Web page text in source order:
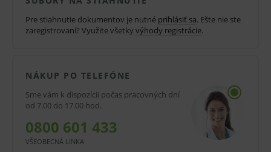
diagnostickej zdravotníckej pomôcky in vitro nemusí
diagnostickej zdravotníckej pomôcky in vitro a jeho
použitie môže byť spojené s rizikami.
V prípade porušenia zapečateného obalu tohto
tovaru nie je z dôvodu ochrany zdravia alebo
Pre stiahnutie dokumentov je nutné prihlásiť sa. Ešte nie ste
zaregistrovaní? Využite všetky výhody registrácie.
NÁKUP PO TELEFÓNE
Sme vám k dispozícii počas pracovných dní
od 7.00 do 17.00 hod.
0800 601 433
VŠEOBECNÁ LINKA